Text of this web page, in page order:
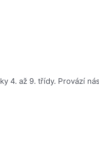
až 9. třídy. Provází